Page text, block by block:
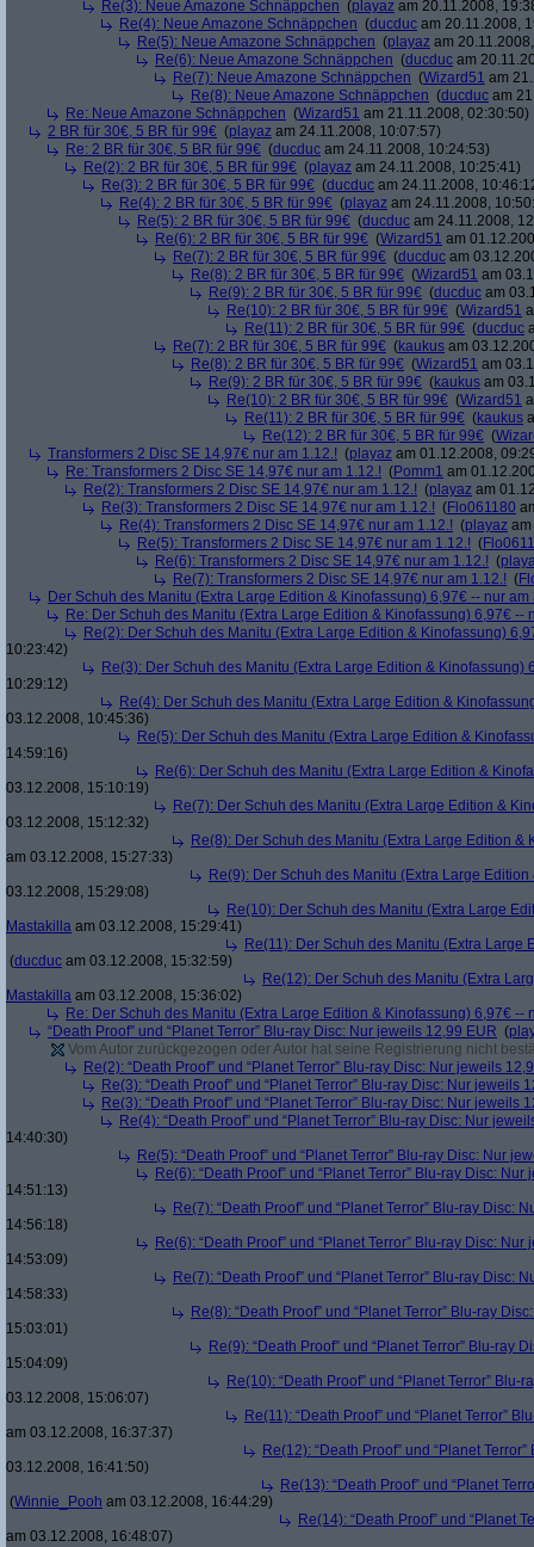
Re(3): Neue Amazone Schnäppchen (playaz am 20.11.2008,
Re(4): Neue Amazone Schnäppchen (ducduc am 20.11.2008,
Re(5): Neue Amazone Schnäppchen (playaz am
Re(6): Neue Amazone Schnäppchen (ducduc am
Re(7): Neue Amazone Schnäppchen (Wizard51 am
Re(8): Neue Amazone Schnäppchen (ducduc am
Re: Neue Amazone Schnäppchen (Wizard51 am 21.11.2008, 02:30:50)
2 BR für 30€, 5 BR für 99€ (playaz am 24.11.2008, 10:07:57)
Re: 2 BR für 30€, 5 BR für 99€ (ducduc am 24.11.2008, 10:24:53)
Re(2): 2 BR für 30€, 5 BR für 99€ (playaz am 24.11.2008, 10:25:41)
Re(3): 2 BR für 30€, 5 BR für 99€ (ducduc am 24.11.2008,
Re(4): 2 BR für 30€, 5 BR für 99€ (playaz am 24.11.2008,
Re(5): 2 BR für 30€, 5 BR für 99€ (ducduc am 24.11.2008,
Re(6): 2 BR für 30€, 5 BR für 99€ (Wizard51 am
Re(7): 2 BR für 30€, 5 BR für 99€ (ducduc am
Re(8): 2 BR für 30€, 5 BR für 99€ (Wizard51 am
Re(9): 2 BR für 30€, 5 BR für 99€ (ducduc am
Re(10): 2 BR für 30€, 5 BR für 99€ (Wizard51
Re(11): 2 BR für 30€, 5 BR für 99€ (ducduc
Re(7): 2 BR für 30€, 5 BR für 99€ (kaukus am
Re(8): 2 BR für 30€, 5 BR für 99€ (Wizard51 am
Re(9): 2 BR für 30€, 5 BR für 99€ (kaukus am
Re(10): 2 BR für 30€, 5 BR für 99€ (Wizard51
Re(11): 2 BR für 30€, 5 BR für 99€ (kaukus
Re(12): 2 BR für 30€, 5 BR für 99€ (
Transformers 2 Disc SE 14,97€ nur am 1.12.! (playaz am 01.12.2008,
Re: Transformers 2 Disc SE 14,97€ nur am 1.12.! (Pomm1 am
Re(2): Transformers 2 Disc SE 14,97€ nur am 1.12.! (playaz am
Re(3): Transformers 2 Disc SE 14,97€ nur am 1.12.! (Flo061180
Re(4): Transformers 2 Disc SE 14,97€ nur am 1.12.! (playaz
Re(5): Transformers 2 Disc SE 14,97€ nur am 1.12.! (
Re(6): Transformers 2 Disc SE 14,97€ nur am 1.12.! (
Re(7): Transformers 2 Disc SE 14,97€ nur am 1.12.! (
Der Schuh des Manitu (Extra Large Edition & Kinofassung) 6,97€ -- nur am
Re: Der Schuh des Manitu (Extra Large Edition & Kinofassung) 6,97€ --
Re(2): Der Schuh des Manitu (Extra Large Edition & Kinofassung)
10:23:42)
Re(3): Der Schuh des Manitu (Extra Large Edition & Kinofassung)
10:29:12)
Re(4): Der Schuh des Manitu (Extra Large Edition &
03.12.2008, 10:45:36)
Re(5): Der Schuh des Manitu (Extra Large Edition &
14:59:16)
Re(6): Der Schuh des Manitu (Extra Large Edition &
03.12.2008, 15:10:19)
Re(7): Der Schuh des Manitu (Extra Large Edition &
03.12.2008, 15:12:32)
Re(8): Der Schuh des Manitu (Extra Large Edition &
am 03.12.2008, 15:27:33)
Re(9): Der Schuh des Manitu (Extra Large
03.12.2008, 15:29:08)
Re(10): Der Schuh des Manitu (Extra Large
Mastakilla am 03.12.2008, 15:29:41)
Re(11): Der Schuh des Manitu (Extra Large
(ducduc am 03.12.2008, 15:32:59)
Re(12): Der Schuh des Manitu (Extra
Mastakilla am 03.12.2008, 15:36:02)
Re: Der Schuh des Manitu (Extra Large Edition & Kinofassung) 6,97€ --
“Death Proof” und “Planet Terror” Blu-ray Disc: Nur jeweils 12,99 EUR (
Vom Autor zurückgezogen oder Autor hat seine Registrierung nicht
Re(2): “Death Proof” und “Planet Terror” Blu-ray Disc: Nur jeweils
Re(3): “Death Proof” und “Planet Terror” Blu-ray Disc: Nur jeweils
Re(3): “Death Proof” und “Planet Terror” Blu-ray Disc: Nur jeweils
Re(4): “Death Proof” und “Planet Terror” Blu-ray Disc: Nur
14:40:30)
Re(5): “Death Proof” und “Planet Terror” Blu-ray Disc: Nur
Re(6): “Death Proof” und “Planet Terror” Blu-ray Disc:
14:51:13)
Re(7): “Death Proof” und “Planet Terror” Blu-ray Disc:
14:56:18)
Re(6): “Death Proof” und “Planet Terror” Blu-ray Disc:
14:53:09)
Re(7): “Death Proof” und “Planet Terror” Blu-ray Disc:
14:58:33)
Re(8): “Death Proof” und “Planet Terror” Blu-ray
15:03:01)
Re(9): “Death Proof” und “Planet Terror” Blu-ray
15:04:09)
Re(10): “Death Proof” und “Planet Terror”
03.12.2008, 15:06:07)
Re(11): “Death Proof” und “Planet Terror”
am 03.12.2008, 16:37:37)
Re(12): “Death Proof” und “Planet
03.12.2008, 16:41:50)
Re(13): “Death Proof” und “Planet
(Winnie_Pooh am 03.12.2008, 16:44:29)
Re(14): “Death Proof” und “Planet
am 03.12.2008, 16:48:07)